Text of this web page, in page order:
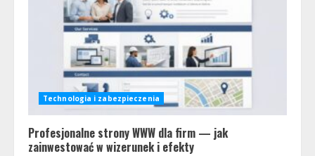
Technologia i zabezpieczenia
Profesjonalne strony WWW dla firm — jak
zainwestować w wizerunek i efekty